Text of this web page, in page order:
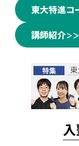
東大特進コ
講師紹介